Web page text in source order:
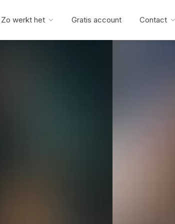
Zo werkt het Gratis account Contact